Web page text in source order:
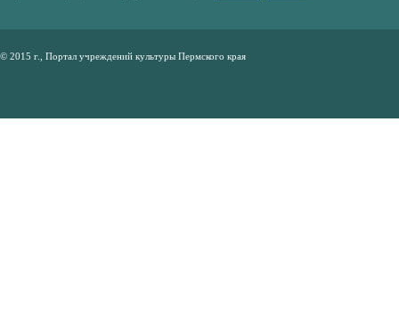
© 2015 г., Портал учреждений культуры Пермского края